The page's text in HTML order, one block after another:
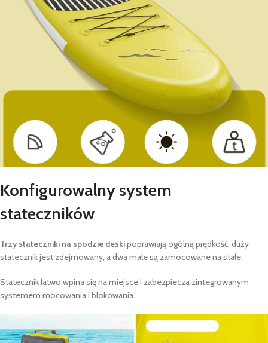
Konfigurowalny system
stateczników
Trzy stateczniki na spodzie deskipoprawiają ogólną prędkość; duży
statecznik jest zdejmowany, a dwa małe są zamocowane na stałe.
Statecznik łatwo wpina się na miejsce i zabezpiecza zintegrowanym
systemem mocowania i blokowania.